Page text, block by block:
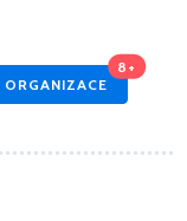
8+